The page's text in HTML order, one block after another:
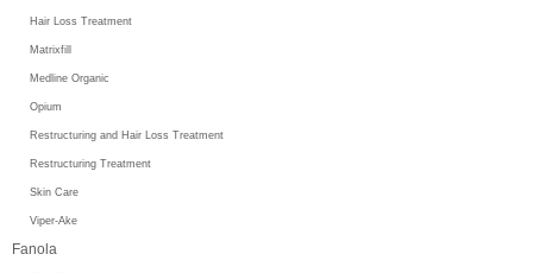
Hair Loss Treatment
Matrixfill
Medline Organic
Opium
Restructuring and Hair Loss Treatment
Restructuring Treatment
Skin Care
Viper-Ake
Fanola